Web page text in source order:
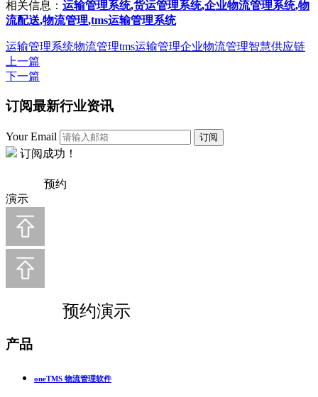
相关信息： 运输管理系统,货运管理系统,企业物流管理系统,物
流配送,物流管理,tms运输管理系统
运输管理系统物流管理tms运输管理企业物流管理智慧供应链
上一篇
下一篇
订阅最新行业资讯
Your Email 订阅
订阅成功！
预约
演示
预约演示
产品
oneTMS 物流管理软件